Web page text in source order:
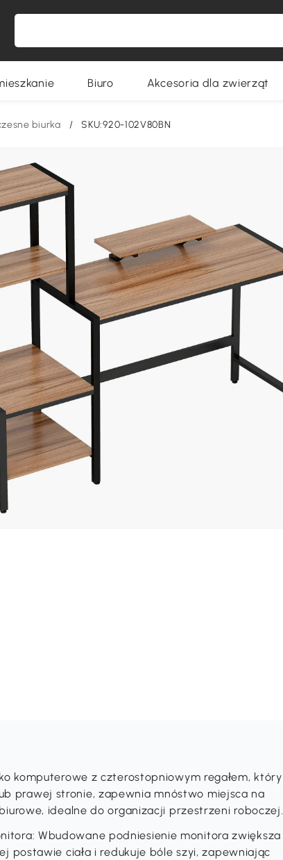
Biuro Akcesoria dla zwierząt
biurka / SKU:920-102V80BN
komputerowe z czterostopniowym regałem, który
prawej stronie, zapewnia mnóstwo miejsca na
idealne do organizacji przestrzeni roboczej.
Wbudowane podniesienie monitora zwiększa
postawie ciała i redukuje bóle szyi, zapewniając